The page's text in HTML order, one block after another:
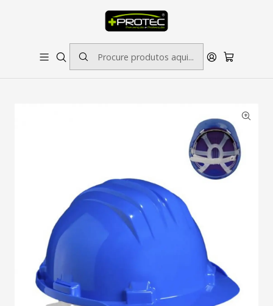
SOLICITE ORÇAMENTO PARA ESTAMPADOS/BORDADOS // SINALÉTICA:
OUTRAS DIMENSÕES SOB CONSULTA
Início Proteção da Cabeça
Capacete em Polietileno Ajuste Manual